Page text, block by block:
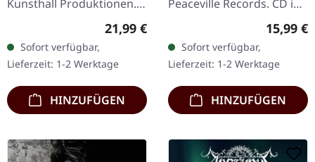
Kunsthall Produktionen.
Digipak-2CD (A5-Format)
mit gefaltetem 8-seitigem
Booklet in schwarzem…
Regulärer Preis:
21,99 €
Sofort verfügbar,
Lieferzeit: 1-2 Werktage
HINZUFÜGEN
Peaceville Records. CD im
Jewelcase. "It Beckons Us
abenteuerliches
Eintauchen…
15,99 €
Sofort verfügbar,
Lieferzeit: 1-2 Werktage
HINZUFÜGEN